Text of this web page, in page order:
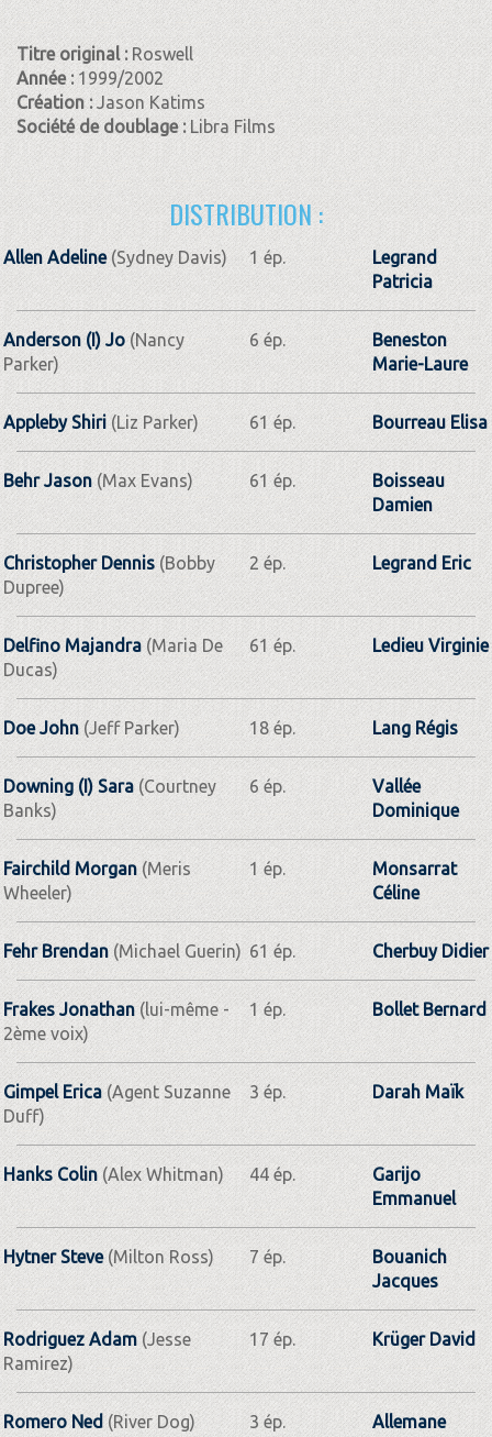
Titre original : Roswell
Année :1999/2002
Création :Jason Katims
Société de doublage :Libra Films
DISTRIBUTION :
Allen Adeline(Sydney Davis) 1 ép.
Legrand
Patricia
Anderson (I) Jo(Nancy
Parker)
6 ép.
Beneston
Marie-Laure
Appleby Shiri (Liz Parker) 61 ép. Bourreau Elisa
Behr Jason (Max Evans) 61 ép.
Boisseau
Damien
Christopher Dennis (Bobby
Dupree)
2 ép. Legrand Eric
Delfino Majandra (Maria De
Ducas)
61 ép. Ledieu Virginie
Doe John (Jeff Parker) 18 ép. Lang Régis
Downing (I) Sara (Courtney
Banks)
6 ép.
Vallée
Dominique
Fairchild Morgan (Meris
Wheeler)
1 ép.
Monsarrat
Céline
Fehr Brendan(Michael Guerin) 61 ép. Cherbuy Didier
Frakes Jonathan(lui-même -
2ème voix)
1 ép. Bollet Bernard
Gimpel Erica(Agent Suzanne
Duff)
3 ép. Darah Maïk
Hanks Colin (Alex Whitman) 44 ép.
Garijo
Emmanuel
Hytner Steve(Milton Ross) 7 ép.
Bouanich
Jacques
Rodriguez Adam (Jesse
Ramirez)
17 ép. Krüger David
Romero Ned (River Dog) 3 ép.
Allemane